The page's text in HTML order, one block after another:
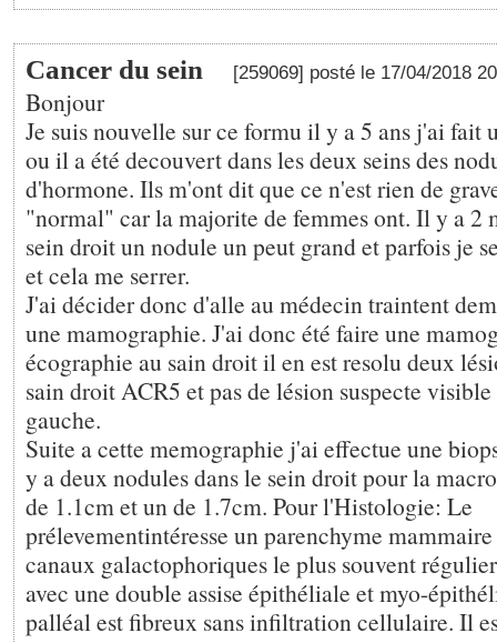
Cancer du sein [259069] posté le 17/04/2018
Bonjour
Je suis nouvelle sur ce formu il y a 5 ans j'ai fait
ou il a été decouvert dans les deux seins des
d'hormone. Ils m'ont dit que ce n'est rien de
"normal" car la majorite de femmes ont. Il y a 2
sein droit un nodule un peut grand et parfois je
et cela me serrer.
J'ai décider donc d'alle au médecin traintent
une mamographie. J'ai donc été faire une
écographie au sain droit il en est resolu deux
sain droit ACR5 et pas de lésion suspecte
gauche.
Suite a cette memographie j'ai effectue une
y a deux nodules dans le sein droit pour la
de 1.1cm et un de 1.7cm. Pour l'Histologie: Le
prélevementintéresse un parenchyme
canaux galactophoriques le plus souvent
avec une double assise épithéliale et myo-
palléal est fibreux sans infiltration cellulaire. Il